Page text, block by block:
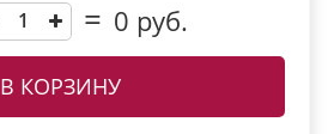
0 руб.
В КОРЗИНУ